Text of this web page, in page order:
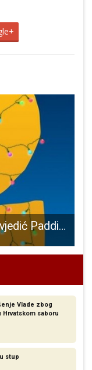
Ovaj tjedan u kinu Korzo Medvjedić Paddington
Vlade zbog
saboru
stup